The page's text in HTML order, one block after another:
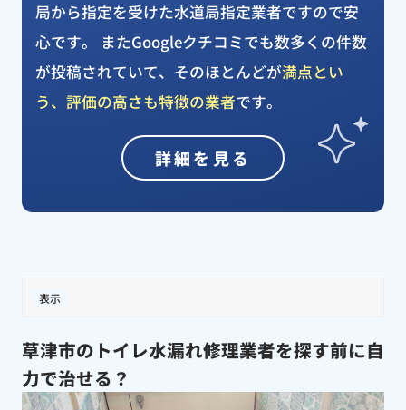
局から指定を受けた水道局指定業者ですので安
心です。 またGoogleクチコミでも数多くの件数
が投稿されていて、そのほとんどが満点とい
う、評価の高さも特徴の業者です。
詳細を見る
表示
草津市のトイレ水漏れ修理業者を探す前に自
力で治せる？